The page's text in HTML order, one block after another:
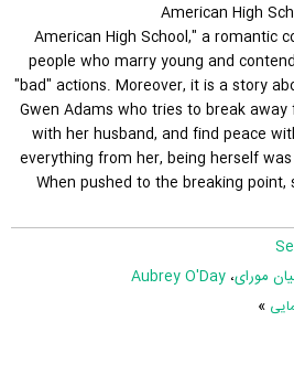
"American High School," a romantic
people who marry young and
"bad" actions. Moreover, it is a story
Gwen Adams who tries to break
with her husband, and find peace
everything from her, being herself
When pushed to the breaking
مورای، Aubrey O'Day
»